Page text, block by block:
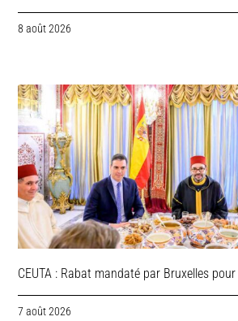
8 août 2026
CEUTA : Rabat mandaté par Bruxelles
7 août 2026